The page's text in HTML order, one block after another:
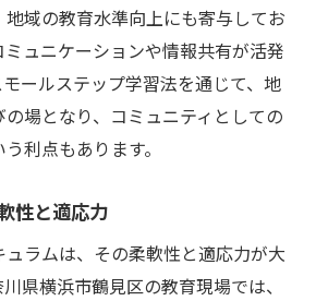
地域の教育水準向上にも寄与してお
ュニケーションや情報共有が活発
ールステップ学習法を通じて、地
場となり、コミュニティとしての
利点もあります。
性と適応力
ラムは、その柔軟性と適応力が大
県横浜市鶴見区の教育現場では、